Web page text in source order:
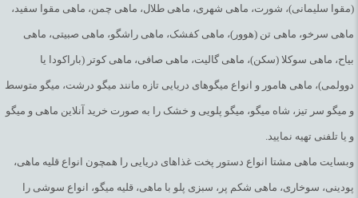
(مقوا سلیمانی)، شورت، ماهی شهری، ماهی طلال، ماهی چمن، ماهی مقوا سفید،
ماهی سرخو، ماهی تن (هوور)، ماهی کفشک، ماهی راشگو، ماهی صبیتی، ماهی
بیاح، ماهی سوکلا (سکن)، ماهی گالیت، ماهی صافی، ماهی کوتر (باراکودا یا
دوولمی)، ماهی هامور و انواع میگوهای دریایی تازه مانند میگو درشت، میگو متوسط
و میگو سر تیز، شاه میگو، میگو پلویی و خشک را به صورت خرید آنلاین ماهی و میگو
و یا تلفنی تهیه نمایید.
وبسایت ماهی مشتا انواع دستور پخت غذاهای دریایی را همچون انواع قلیه ماهی،
پودینی، سوخاری، ماهی شکم پر، سبزی پلو با ماهی، قلیه میگو، انواع سوشی را